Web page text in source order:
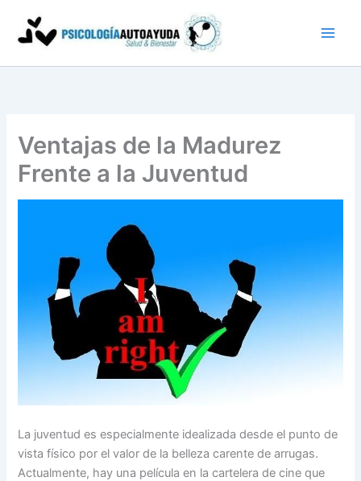
contenido
Ventajas de la Madurez
Frente a la Juventud
La juventud es especialmente idealizada desde el punto de
vista físico por el valor de la belleza carente de arrugas.
Actualmente, hay una película en la cartelera de cine que